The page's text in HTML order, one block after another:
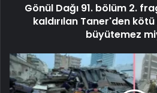
Gönül Dağı 91. bölüm 2.
kaldırılan Taner'den
büyütemez